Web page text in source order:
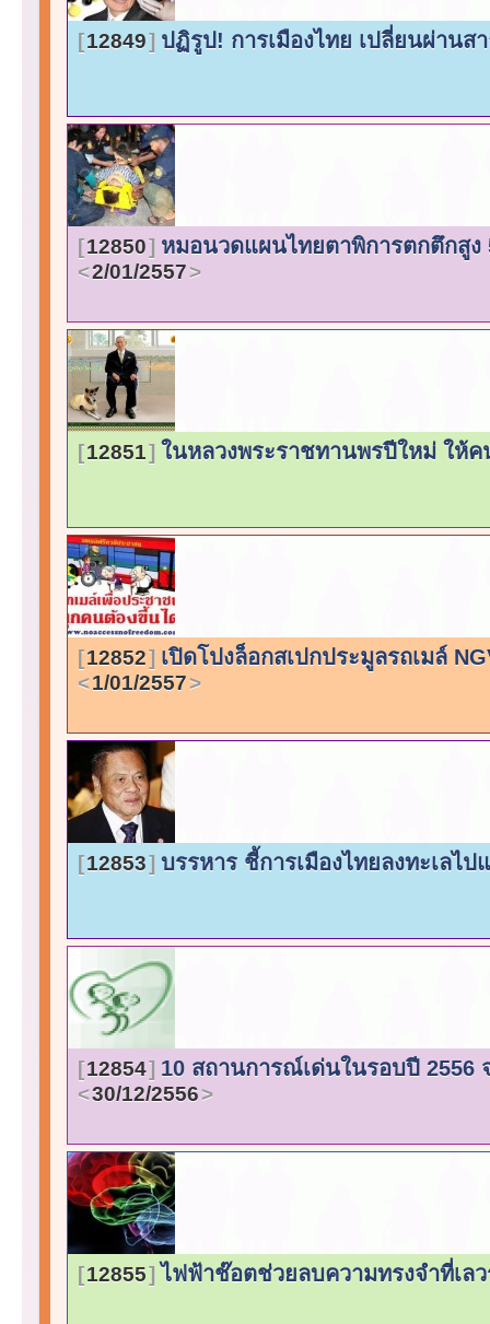
12849 ปฏิรูป! การเมืองไทย เปลี่ยนผ่าน
12850 หมอนวดแผนไทยตาพิการตกตึกสูง
2/01/2557
12851 ในหลวงพระราชทานพรปีใหม่ ให้
12852 เปิดโปงล็อกสเปกประมูลรถเมล์
1/01/2557
12853 บรรหาร ชี้การเมืองไทยลงทะเลไ
12854 10 สถานการณ์เด่นในรอบปี
30/12/2556
12855 ไฟฟ้าช๊อตช่วยลบความทรงจำที่เล